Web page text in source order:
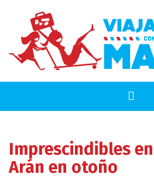
Imprescindibles
Arán en otoño